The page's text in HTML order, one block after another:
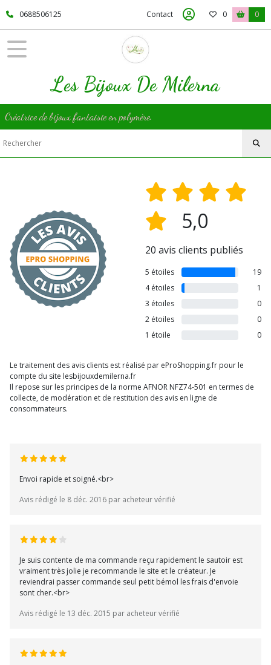
0688506125 Contact 0 0
Les Bijoux De Milerna
Créatrice de bijoux fantaisie en polymère.
5,0
20 avis clients publiés
5 étoiles
19
4 étoiles
1
3 étoiles
0
2 étoiles
0
1 étoile
0
Le traitement des avis clients est réalisé par eProShopping.fr pour le
compte du site lesbijouxdemilerna.fr
Il repose sur les principes de la norme AFNOR NFZ74-501 en termes de
collecte, de modération et de restitution des avis en ligne de
consommateurs.
Envoi rapide et soigné.<br>
Avis rédigé le 8 déc. 2016 par acheteur vérifié
Je suis contente de ma commande reçu rapidement le sautoir est
vraiment très jolie je recommande le site et le créateur. Je
reviendrai passer commande seul petit bémol les frais d'envoie
sont cher.<br>
Avis rédigé le 13 déc. 2015 par acheteur vérifié